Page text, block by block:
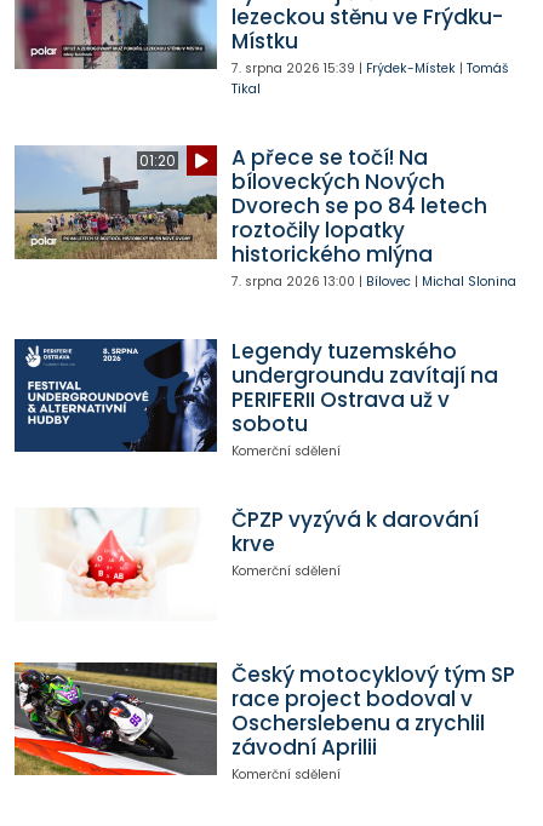
lezeckou stěnu ve Frýdku-
Místku
7. srpna 2026 15:39 | Frýdek-Místek| Tomáš
Tikal
01:20
A přece se točí! Na
bíloveckých Nových
Dvorech se po 84 letech
roztočily lopatky
historického mlýna
7. srpna 2026 13:00 | Bílovec| Michal Slonina
Legendy tuzemského
undergroundu zavítají na
PERIFERII Ostrava už v
sobotu
Komerční sdělení
ČPZP vyzývá k darování
krve
Komerční sdělení
Český motocyklový tým SP
race project bodoval v
Oscherslebenu a zrychlil
závodní Aprilii
Komerční sdělení